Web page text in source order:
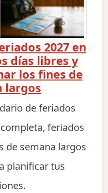
2027 en
días libres y
los fines de
largos
de feriados
feriados
de semana largos
planificar tus